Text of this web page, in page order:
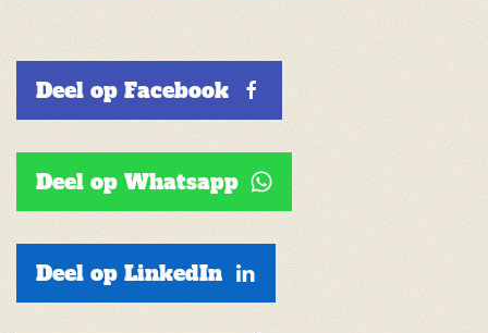
Deel op Facebook
Deel op Whatsapp
Deel op LinkedIn